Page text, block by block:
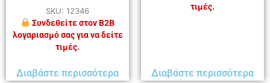
SKU: 12346
Συνδεθείτε στον B2B
λογαριασμό σας για να δείτε
τιμές.
Διαβάστε περισσότερα
τιμές.
Διαβάστε περισσότερα